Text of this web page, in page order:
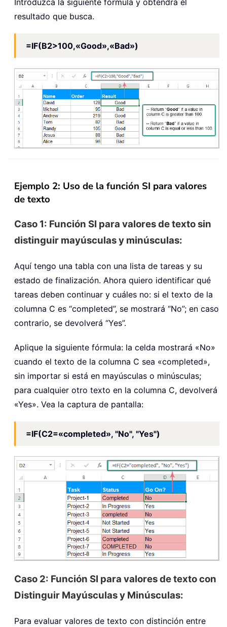
Introduzca la siguiente fórmula y obtendrá el
resultado que busca.
=IF(B2>100,«Good»,«Bad»)
Ejemplo 2: Uso de la función SI para valores
de texto
Caso 1: Función SI para valores de texto sin
distinguir mayúsculas y minúsculas:
Aquí tengo una tabla con una lista de tareas y su
estado de finalización. Ahora quiero identificar qué
tareas deben continuar y cuáles no: si el texto de la
columna C es “completed”, se mostrará “No”; en caso
contrario, se devolverá “Yes”.
Aplique la siguiente fórmula: la celda mostrará «No»
cuando el texto de la columna C sea «completed»,
sin importar si está en mayúsculas o minúsculas;
para cualquier otro texto en la columna C, devolverá
«Yes». Vea la captura de pantalla:
=IF(C2=«completed», "No", "Yes")
Caso 2: Función SI para valores de texto con
Distinguir Mayúsculas y Minúsculas:
Para evaluar valores de texto con distinción entre